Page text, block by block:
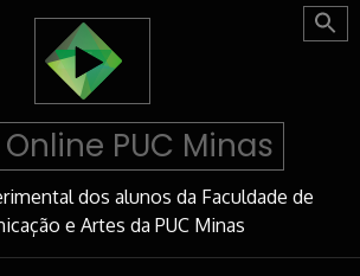
PUC Minas
dos alunos da Faculdade de
e Artes da PUC Minas